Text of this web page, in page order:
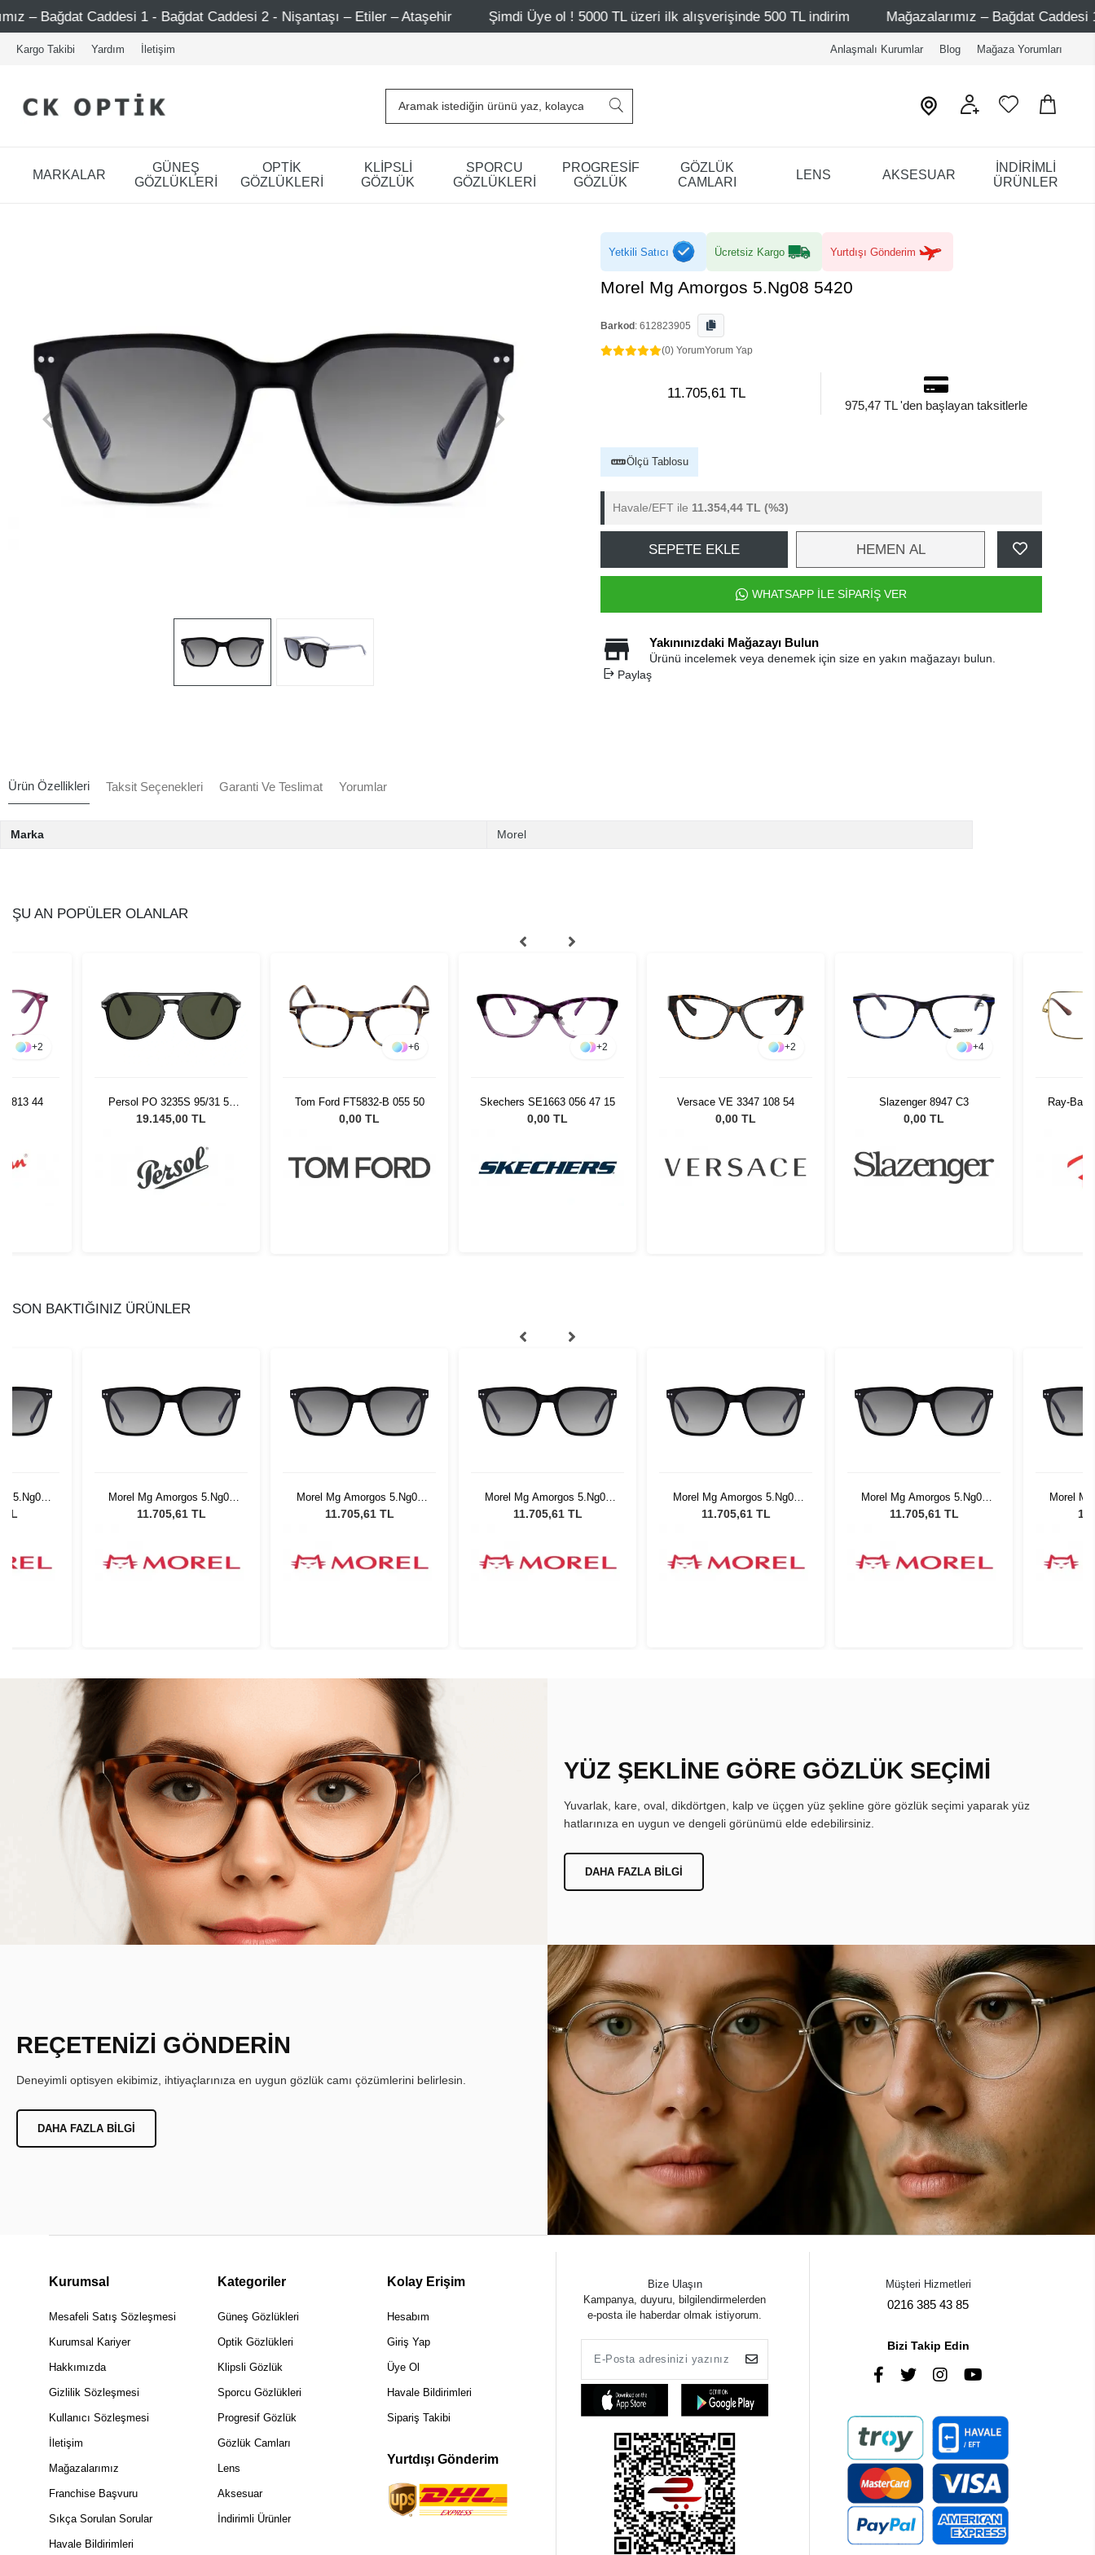
Caddesi 1 - Bağdat Caddesi 2 - Nişantaşı – Etiler – Ataşehir Şimdi Üye ol ! 5000 TL üzeri ilk alışverişinde 500 TL indirim Mağazalarımız – Bağdat Caddesi 1 - Bağdat
Kargo Takibi Yardım İletişim Anlaşmalı Kurumlar Blog Mağaza Yorumları
MARKALAR
GÜNEŞ
GÖZLÜKLERİ
OPTİK
GÖZLÜKLERİ
KLİPSLİ
GÖZLÜK
SPORCU
GÖZLÜKLERİ
PROGRESİF
GÖZLÜK
GÖZLÜK
CAMLARI
LENS AKSESUAR
İNDİRİMLİ
ÜRÜNLER
Yetkili Satıcı Ücretsiz Kargo Yurtdışı Gönderim
Morel Mg Amorgos 5.Ng08 5420
Barkod : 612823905
(0) YorumYorum Yap
11.705,61 TL
975,47 TL 'den başlayan taksitlerle
Ölçü Tablosu
Havale/EFT ile 11.354,44 TL (%3)
SEPETE EKLE HEMEN AL
WHATSAPP İLE SİPARİŞ VER
Yakınınızdaki Mağazayı Bulun
Ürünü incelemek veya denemek için size en yakın mağazayı bulun.
Paylaş
Ürün Özellikleri Taksit Seçenekleri Garanti Ve Teslimat Yorumlar
Marka Morel
ŞU AN POPÜLER OLANLAR
+2
3813 44
Persol PO 3235S 95/31 55
Unisex Güneş Gözlüğü
19.145,00 TL
+6
Tom Ford FT5832-B 055 50
0,00 TL
+2
Skechers SE1663 056 47 15
0,00 TL
+2
Versace VE 3347 108 54
0,00 TL
+4
Slazenger 8947 C3
0,00 TL
Ray-Ban
SON BAKTIĞINIZ ÜRÜNLER
5.Ng08
TL
Morel Mg Amorgos 5.Ng08
5420
11.705,61 TL
Morel Mg Amorgos 5.Ng08
5420
11.705,61 TL
Morel Mg Amorgos 5.Ng08
5420
11.705,61 TL
Morel Mg Amorgos 5.Ng08
5420
11.705,61 TL
Morel Mg Amorgos 5.Ng08
5420
11.705,61 TL
Morel
YÜZ ŞEKLİNE GÖRE GÖZLÜK SEÇİMİ
Yuvarlak, kare, oval, dikdörtgen, kalp ve üçgen yüz şekline göre gözlük seçimi yaparak yüz
hatlarınıza en uygun ve dengeli görünümü elde edebilirsiniz.
DAHA FAZLA BILGI
REÇETENİZİ GÖNDERİN
Deneyimli optisyen ekibimiz, ihtiyaçlarınıza en uygun gözlük camı çözümlerini belirlesin.
DAHA FAZLA BILGI
Kurumsal
Mesafeli Satış Sözleşmesi
Kurumsal Kariyer
Hakkımızda
Gizlilik Sözleşmesi
Kullanıcı Sözleşmesi
İletişim
Mağazalarımız
Franchise Başvuru
Sıkça Sorulan Sorular
Havale Bildirimleri
Kategoriler
Güneş Gözlükleri
Optik Gözlükleri
Klipsli Gözlük
Sporcu Gözlükleri
Progresif Gözlük
Gözlük Camları
Lens
Aksesuar
İndirimli Ürünler
Kolay Erişim
Hesabım
Giriş Yap
Üye Ol
Havale Bildirimleri
Sipariş Takibi
Yurtdışı Gönderim
Bize Ulaşın
Kampanya, duyuru, bilgilendirmelerden
e-posta ile haberdar olmak istiyorum.
Müşteri Hizmetleri
0216 385 43 85
Bizi Takip Edin